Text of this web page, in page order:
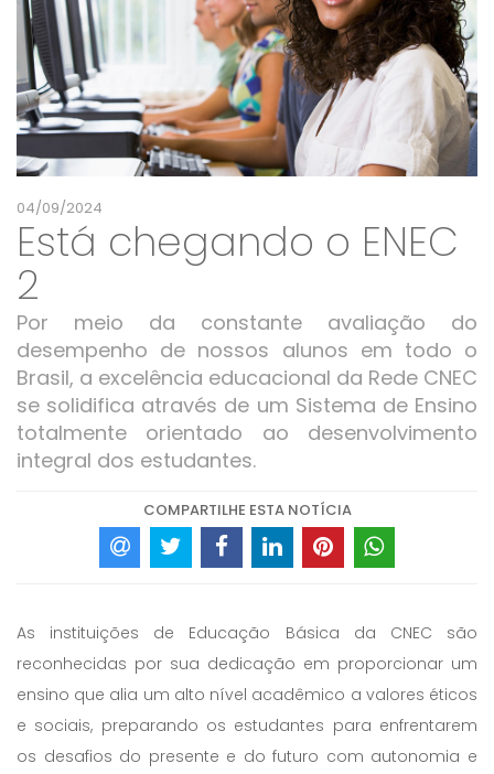
04/09/2024
Está chegando o ENEC
2
Por meio da constante avaliação do
desempenho de nossos alunos em todo o
Brasil, a excelência educacional da Rede CNEC
se solidifica através de um Sistema de Ensino
totalmente orientado ao desenvolvimento
integral dos estudantes.
COMPARTILHE ESTA NOTÍCIA
As instituições de Educação Básica da CNEC são
reconhecidas por sua dedicação em proporcionar um
ensino que alia um alto nível acadêmico a valores éticos
e sociais, preparando os estudantes para enfrentarem
os desafios do presente e do futuro com autonomia e